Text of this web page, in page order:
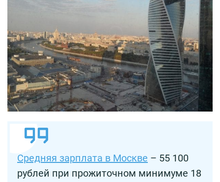
Средняя зарплата в Москве – 55 100
рублей при прожиточном минимуме 18